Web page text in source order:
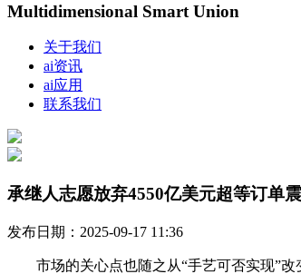
Multidimensional Smart Union
关于我们
ai资讯
ai应用
联系我们
承继人志愿放弃4550亿美元超等订单
发布日期：2025-09-17 11:36
市场的关心点也随之从“手艺可否实现”改